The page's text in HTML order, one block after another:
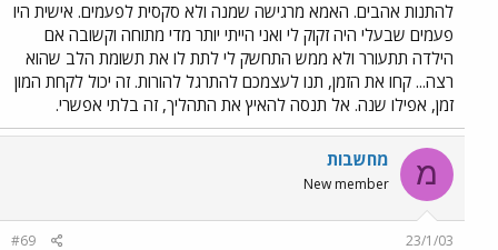
להתנות אהבים. האמא מרגישה שמנה ולא סקסית לפעמים. אישית היו
פעמים שבעלי היה זקוק לי ואני הייתי יותר מדי מתוחה וקשובה אם
הילדה תתעורר ולא ממש התחשק לי לתת לו את תשומת הלב שהוא
רצה... קחו את הזמן, תנו לעצמכם להתרגל להורות. זה יכול לקחת המון
זמן, אפילו שנה. אל תנסה להאיץ את התהליך, זה בלתי אפשרי.
מ מחשבות
New member
23/1/03
#69